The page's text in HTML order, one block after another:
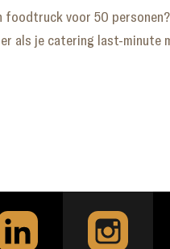
foodtruck voor 50 personen?
als je catering last-minute